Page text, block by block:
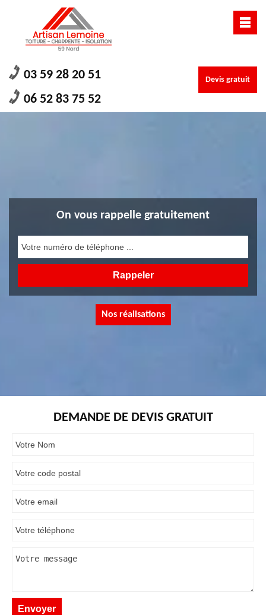
03 59 28 20 51
06 52 83 75 52
Devis gratuit
On vous rappelle gratuitement
Nos réalisations
DEMANDE DE DEVIS GRATUIT